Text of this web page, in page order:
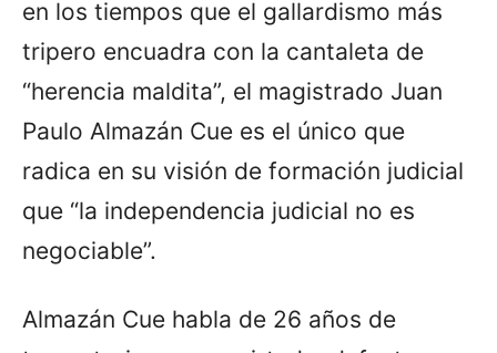
en los tiempos que el gallardismo más
tripero encuadra con la cantaleta de
“herencia maldita”, el magistrado Juan
Paulo Almazán Cue es el único que
radica en su visión de formación judicial
que “la independencia judicial no es
negociable”.
Almazán Cue habla de 26 años de